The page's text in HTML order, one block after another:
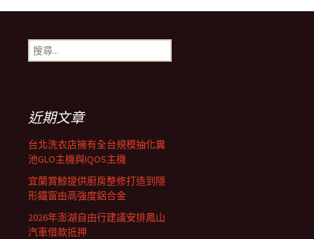
導
航
列
搜
尋
近期文章
台北洗衣店擁有全台規模抽化糞
池GLO主機與IQOS主機
宜蘭賞鯨提供廚房整修打造到隱
形鐵窗由高強度鋁合金
2026年澎湖自由行建議安排鳳山
汽車借款抵押